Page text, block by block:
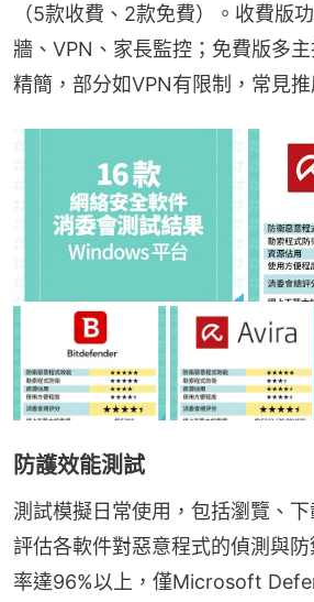
（5款收費、2款免費）。收費版
牆、VPN、家長監控；免費版多
精簡，部分如VPN有限制，常見推
防護效能測試
測試模擬日常使用，包括瀏覽、下
評估各軟件對惡意程式的偵測與
率達96%以上，僅Microsoft